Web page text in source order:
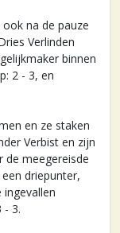
na de pauze
Verlinden
binnen
2 - 3, en
en ze staken
Verbist en zijn
de meegereisde
driepunter,
- 3.